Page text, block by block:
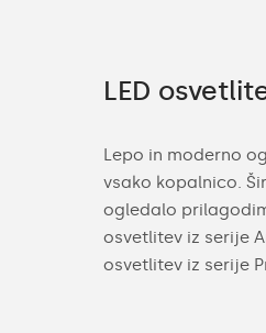
meri za
velikost
LED
Lepo in moderno
vsako kopalnico.
ogledalo
osvetlitev iz serije
osvetlitev iz serije